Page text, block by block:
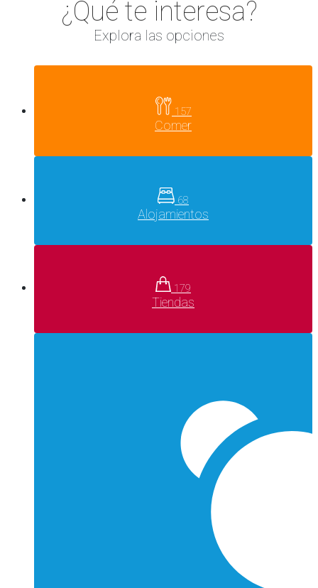
¿Qué te interesa?
Explora las opciones
157
Comer
68
Alojamientos
179
Tiendas